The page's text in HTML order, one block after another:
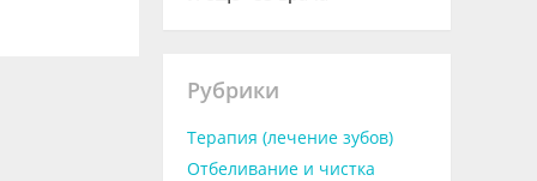
Рубрики
Терапия (лечение зубов)
Отбеливание и чистка